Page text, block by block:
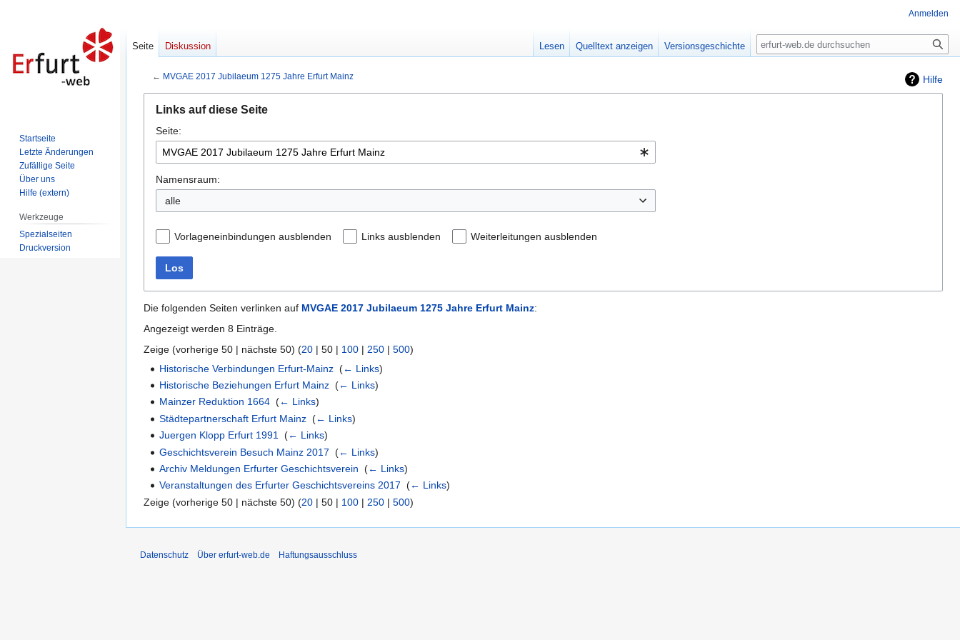
Hilfe
← MVGAE 2017 Jubilaeum 1275 Jahre Erfurt Mainz
Navigation
springen
Suche
springen
Links auf diese Seite
Seite:
Namensraum:
alle
Vorlageneinbindungen ausblenden Links ausblenden Weiterleitungen ausblenden
Los
Die folgenden Seiten verlinken auf MVGAE 2017 Jubilaeum 1275 Jahre Erfurt Mainz:
Angezeigt werden 8 Einträge.
Zeige (vorherige 50 | nächste 50) (20 | 50 | 100 | 250 | 500)
Historische Verbindungen Erfurt-Mainz ‎(← Links)
Historische Beziehungen Erfurt Mainz ‎(← Links)
Mainzer Reduktion 1664 ‎(← Links)
Städtepartnerschaft Erfurt Mainz ‎(← Links)
Juergen Klopp Erfurt 1991 ‎(← Links)
Geschichtsverein Besuch Mainz 2017 ‎(← Links)
Archiv Meldungen Erfurter Geschichtsverein ‎(← Links)
Veranstaltungen des Erfurter Geschichtsvereins 2017 ‎(← Links)
Zeige (vorherige 50 | nächste 50) (20 | 50 | 100 | 250 | 500)
Anmelden
Seite Diskussion Lesen Quelltext anzeigen Versionsgeschichte Suche
Startseite
Letzte Änderungen
Zufällige Seite
Über uns
Hilfe (extern)
Werkzeuge
Spezialseiten
Druckversion
Datenschutz Über erfurt-web.de Haftungsausschluss